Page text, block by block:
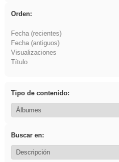
Orden:
Fecha (recientes)
Fecha (antiguos)
Visualizaciones
Título
Tipo de contenido:
Buscar en: